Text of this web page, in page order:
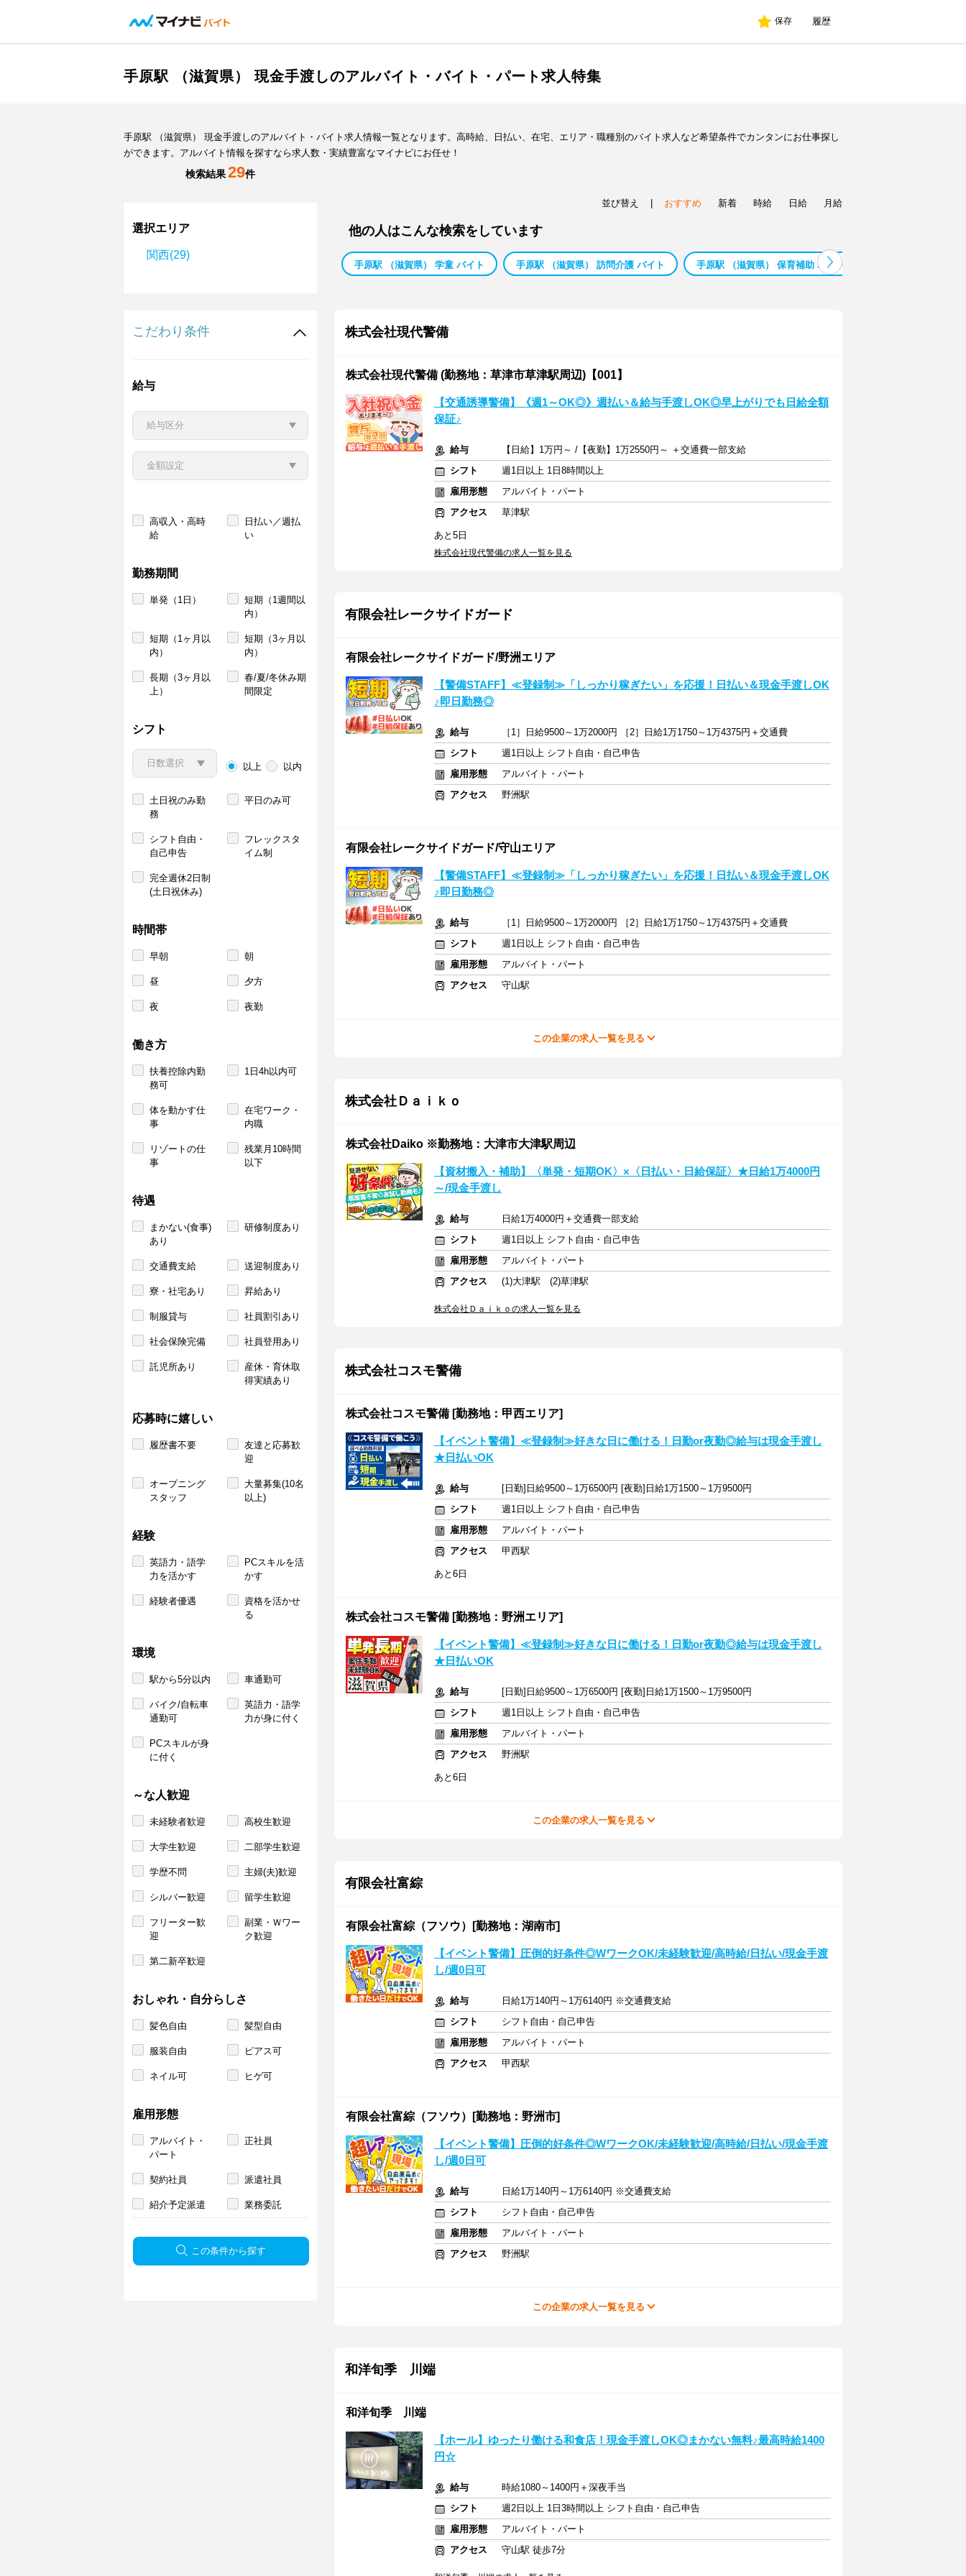
保存 履歴
手原駅 （滋賀県） 現金手渡しのアルバイト・バイト・パート求人特集
手原駅 （滋賀県） 現金手渡しのアルバイト・バイト求人情報一覧となります。高時給、日払い、在宅、エリア・職種別のバイト求人など希望条件でカンタンにお仕事探し
ができます。アルバイト情報を探すなら求人数・実績豊富なマイナビにお任せ！
検索結果29件
選択エリア
関西(29)
こだわり条件
給与
高収入・高時
給
日払い／週払
い
勤務期間
単発（1日）
短期（1週間以
内）
短期（1ヶ月以
内）
短期（3ヶ月以
内）
長期（3ヶ月以
上）
春/夏/冬休み期
間限定
シフト
以上 以内
土日祝のみ勤
務
平日のみ可
シフト自由・
自己申告
フレックスタ
イム制
完全週休2日制
(土日祝休み)
時間帯
早朝 朝
昼 夕方
夜 夜勤
働き方
扶養控除内勤
務可
1日4h以内可
体を動かす仕
事
在宅ワーク・
内職
リゾートの仕
事
残業月10時間
以下
待遇
まかない(食事)
あり
研修制度あり
交通費支給 送迎制度あり
寮・社宅あり 昇給あり
制服貸与 社員割引あり
社会保険完備 社員登用あり
託児所あり
産休・育休取
得実績あり
応募時に嬉しい
履歴書不要
友達と応募歓
迎
オープニング
スタッフ
大量募集(10名
以上)
経験
英語力・語学
力を活かす
PCスキルを活
かす
経験者優遇
資格を活かせ
る
環境
駅から5分以内 車通勤可
バイク/自転車
通勤可
英語力・語学
力が身に付く
PCスキルが身
に付く
～な人歓迎
未経験者歓迎 高校生歓迎
大学生歓迎 二部学生歓迎
学歴不問 主婦(夫)歓迎
シルバー歓迎 留学生歓迎
フリーター歓
迎
副業・Ｗワー
ク歓迎
第二新卒歓迎
おしゃれ・自分らしさ
髪色自由 髪型自由
服装自由 ピアス可
ネイル可 ヒゲ可
雇用形態
アルバイト・
パート
正社員
契約社員 派遣社員
紹介予定派遣 業務委託
この条件から探す
並び替え おすすめ 新着 時給 日給 月給
他の人はこんな検索をしています
手原駅 （滋賀県） 学童 バイト 手原駅 （滋賀県） 訪問介護 バイト 手原駅 （滋賀県） 保育補助 バイト
株式会社現代警備
株式会社現代警備 (勤務地：草津市草津駅周辺)【001】
【交通誘導警備】《週1～OK◎》週払い＆給与手渡しOK◎早上がりでも日給全額
保証♪
給与
【日給】1万円～ /【夜勤】1万2550円～ ＋交通費一部支給
シフト
週1日以上 1日8時間以上
雇用形態
アルバイト・パート
アクセス
草津駅
あと5日
株式会社現代警備の求人一覧を見る
有限会社レークサイドガード
有限会社レークサイドガード/野洲エリア
【警備STAFF】≪登録制≫「しっかり稼ぎたい」を応援！日払い＆現金手渡しOK
♪即日勤務◎
給与
［1］日給9500～1万2000円 ［2］日給1万1750～1万4375円＋交通費
シフト
週1日以上 シフト自由・自己申告
雇用形態
アルバイト・パート
アクセス
野洲駅
有限会社レークサイドガード/守山エリア
【警備STAFF】≪登録制≫「しっかり稼ぎたい」を応援！日払い＆現金手渡しOK
♪即日勤務◎
給与
［1］日給9500～1万2000円 ［2］日給1万1750～1万4375円＋交通費
シフト
週1日以上 シフト自由・自己申告
雇用形態
アルバイト・パート
アクセス
守山駅
この企業の求人一覧を見る
株式会社Ｄａｉｋｏ
株式会社Daiko ※勤務地：大津市大津駅周辺
【資材搬入・補助】〈単発・短期OK〉×〈日払い・日給保証〉★日給1万4000円
～/現金手渡し
給与
日給1万4000円＋交通費一部支給
シフト
週1日以上 シフト自由・自己申告
雇用形態
アルバイト・パート
アクセス
(1)大津駅 (2)草津駅
株式会社Ｄａｉｋｏの求人一覧を見る
株式会社コスモ警備
株式会社コスモ警備 [勤務地：甲西エリア]
【イベント警備】≪登録制≫好きな日に働ける！日勤or夜勤◎給与は現金手渡し
★日払いOK
給与
[日勤]日給9500～1万6500円 [夜勤]日給1万1500～1万9500円
シフト
週1日以上 シフト自由・自己申告
雇用形態
アルバイト・パート
アクセス
甲西駅
あと6日
株式会社コスモ警備 [勤務地：野洲エリア]
【イベント警備】≪登録制≫好きな日に働ける！日勤or夜勤◎給与は現金手渡し
★日払いOK
給与
[日勤]日給9500～1万6500円 [夜勤]日給1万1500～1万9500円
シフト
週1日以上 シフト自由・自己申告
雇用形態
アルバイト・パート
アクセス
野洲駅
あと6日
この企業の求人一覧を見る
有限会社富綜
有限会社富綜（フソウ）[勤務地：湖南市]
【イベント警備】圧倒的好条件◎WワークOK/未経験歓迎/高時給/日払い/現金手渡
し/週0日可
給与
日給1万140円～1万6140円 ※交通費支給
シフト
シフト自由・自己申告
雇用形態
アルバイト・パート
アクセス
甲西駅
有限会社富綜（フソウ）[勤務地：野洲市]
【イベント警備】圧倒的好条件◎WワークOK/未経験歓迎/高時給/日払い/現金手渡
し/週0日可
給与
日給1万140円～1万6140円 ※交通費支給
シフト
シフト自由・自己申告
雇用形態
アルバイト・パート
アクセス
野洲駅
この企業の求人一覧を見る
和洋旬季 川端
和洋旬季 川端
【ホール】ゆったり働ける和食店！現金手渡しOK◎まかない無料♪最高時給1400
円☆
給与
時給1080～1400円＋深夜手当
シフト
週2日以上 1日3時間以上 シフト自由・自己申告
雇用形態
アルバイト・パート
アクセス
守山駅 徒歩7分